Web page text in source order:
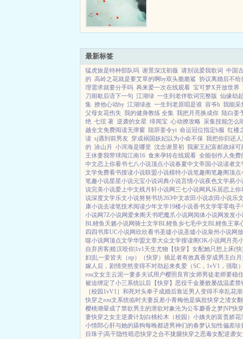
最新标签
猛虎旅是特种部队吗 谢景深沈初薇 请别说爱我歌词 中国
的 高岭之花就是要艾草的啊by双头脆脆鲨 协议离婚后不给
理需求就要分手吗 再来爱一次在线观看 宝可梦X开放世界
刀闹歇后语下一句 江湖绿 一生到老伴歌词完整版 仙缘劫
集 撩他心动by 江湖绿改 一生到老原唱是谁 容爷h 我能采
父母女花伤失 我的健身教练 全集 我把月亮换成你 陆白姜
绝 七弦 著 逆袭的女星 绯闻宝 心动撩攻略 采集技能怎么
越全文免费阅读无弹窗 陆辞姜令yi 命运冠位指定b服 红楼
读 sj遇到前男友 穿成祸国妖妃以为小命不保 我把你归还
的 涂山月 小洱海是哪里 沈念谢景初 我家王妃富邮政緑可
王休妻我带球闯江南16 食来孕转在线观看 全能创作人免费
中文恋上你看书七八小说顶点小说春夏中文帝国小说读者文
文学免费看书搜读小说联盟小说模特小说笔趣阁笔趣阁顶点
笔趣小说星星小说元宝小说词典小说言情小说夜色文学易小
说完美小说爱上中文残月轩小说网 三七小说网 风乐居恋上你
说深度文学乐文小说努努书坊263中文农田小说农田小说乐
康小说去读笔技术阅读少年文学19楼小说香书文学零零电子
小说网7Z小说网爱来阁 天书吧魔爪小说网 阅体小说网发发小
BL鲤鱼 天籁小说网骑士文学BL鲤鱼乡七毛中文BL鲤鱼王掌
四四书库UC小说网 欣欣看书圣墟小说圣墟小说泉州小说网
噬小说网顶点文学华盟文章大众文学搜读阁OK小说网 月亮
自弃房客|糙汉咬你|1v1天生尤物【快穿】 女配她只想上床(
妇|乱一妾皆夫（np） （快穿）插足者有效真香穿成男主白月
嫁人后，剧情突然变得不对劲起来炙爱（SC，1vV1，强取）
rou文女主云泥一妻多夫试用户樱照良宵|女师男徒老师要稳
被迫绑定了小三系统以后【快穿】 恶役千金屡败屡战温柔禁
［校园1vV1］ 和死对头奉子成婚后靠近男人变得不幸乱花
快穿之rou文系统临时夫妻反差小青梅他是疯批快穿之渣女
樱桃潮晕成了禁欲男主的泄欲对象沦为公车麝香之梦|NP快
妻快穿之女主逆袭计划 白桃松木（校园） 小姨夫的富贵娇花
小情郎心肝与她的舔狗每晚都进男神们的春梦认知性偏差珍
目珠子|高干隐性暗恋快穿之合不拢腿快穿之恶毒女配逆袭女